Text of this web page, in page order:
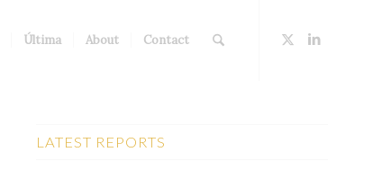
Última About Contact
LATEST REPORTS